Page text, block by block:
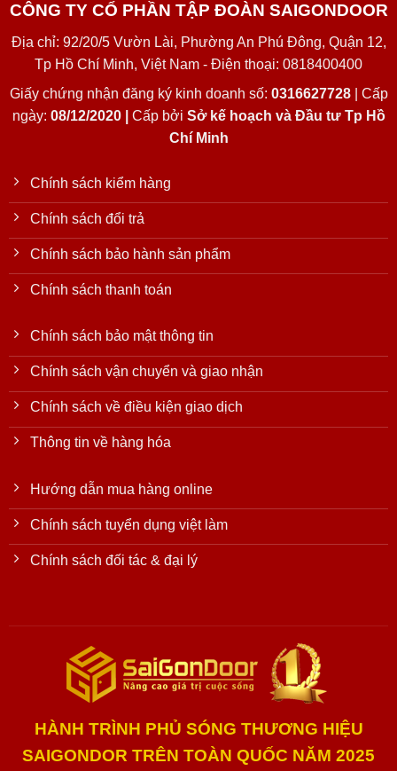
CÔNG TY CỔ PHẦN TẬP ĐOÀN SAIGONDOOR
Địa chỉ: 92/20/5 Vườn Lài, Phường An Phú Đông, Quận 12,
Tp Hồ Chí Minh, Việt Nam - Điện thoại: 0818400400
Giấy chứng nhận đăng ký kinh doanh số: 0316627728| Cấp
ngày: 08/12/2020 | Cấp bởi Sở kế hoạch và Đầu tư Tp Hồ
Chí Minh
Chính sách kiểm hàng
Chính sách đổi trả
Chính sách bảo hành sản phẩm
Chính sách thanh toán
Chính sách bảo mật thông tin
Chính sách vận chuyển và giao nhận
Chính sách về điều kiện giao dịch
Thông tin về hàng hóa
Hướng dẫn mua hàng online
Chính sách tuyển dụng việt làm
Chính sách đối tác & đại lý
HÀNH TRÌNH PHỦ SÓNG THƯƠNG HIỆU
SAIGONDOR TRÊN TOÀN QUỐC NĂM 2025